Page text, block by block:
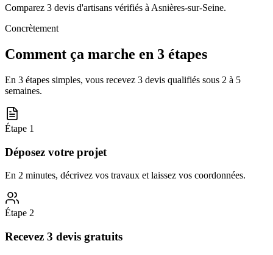
Comparez 3 devis d'artisans vérifiés à Asnières-sur-Seine.
Concrètement
Comment ça marche en 3 étapes
En 3 étapes simples, vous recevez 3 devis qualifiés sous 2 à 5
semaines.
Étape 1
Déposez votre projet
En 2 minutes, décrivez vos travaux et laissez vos coordonnées.
Étape 2
Recevez 3 devis gratuits